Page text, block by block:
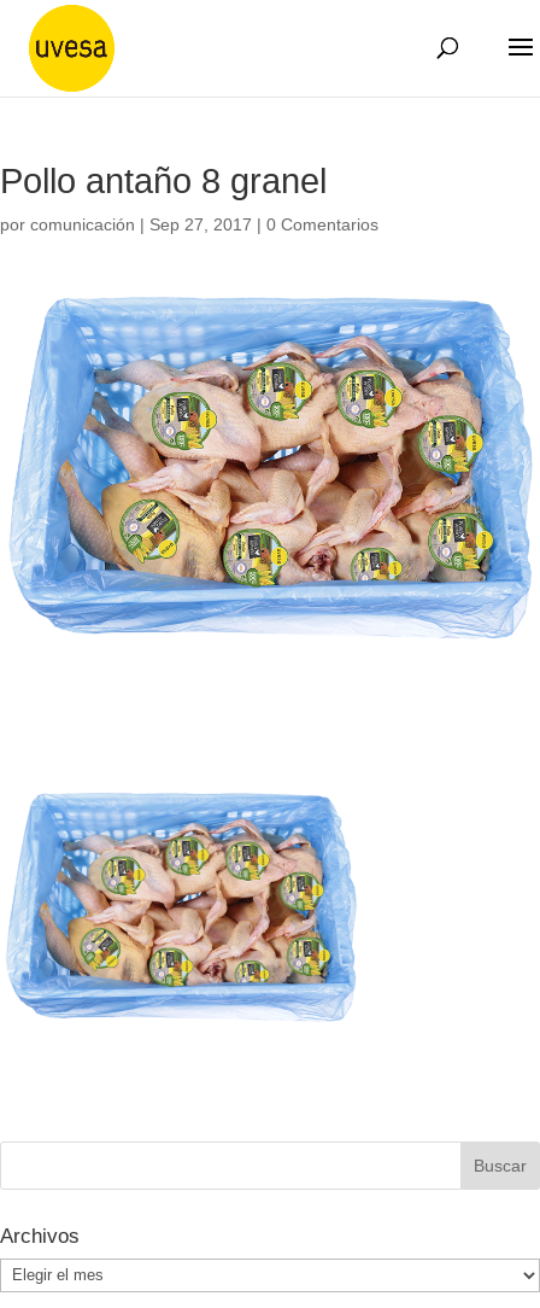
Pollo antaño 8 granel
por comunicación | Sep 27, 2017 | 0 Comentarios
Archivos
Archivos